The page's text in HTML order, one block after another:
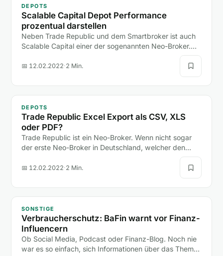
DEPOTS
Scalable Capital Depot Performance
prozentual darstellen
Neben Trade Republic und dem Smartbroker ist auch
Scalable Capital einer der sogenannten Neo-Broker.
Alle drei Broker haben in den letzten Jahren große…
📅 12.02.2022·2 Min.
DEPOTS
Trade Republic Excel Export als CSV, XLS
oder PDF?
Trade Republic ist ein Neo-Broker. Wenn nicht sogar
der erste Neo-Broker in Deutschland, welcher den
Boom der neuen Depot-Anbieter (hier zum Depot-
Vergleich)…
📅 12.02.2022·2 Min.
SONSTIGE
Verbraucherschutz: BaFin warnt vor Finanz-
Influencern
Ob Social Media, Podcast oder Finanz-Blog. Noch nie
war es so einfach, sich Informationen über das Thema